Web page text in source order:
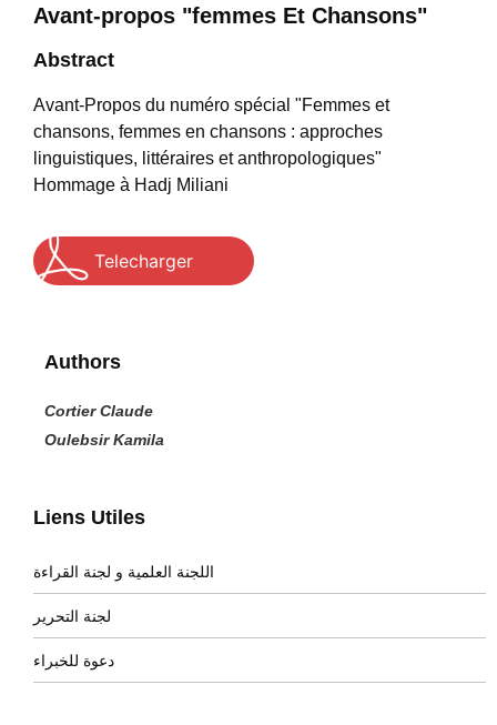
Liens Utiles
اللجنة العلمية و لجنة القراءة
لجنة التحرير
دعوة للخبراء
Avant-propos "femmes Et Chansons"
Abstract
Avant-Propos du numéro spécial "Femmes et
chansons, femmes en chansons : approches
linguistiques, littéraires et anthropologiques"
Hommage à Hadj Miliani
Telecharger
Authors
Cortier Claude
Oulebsir Kamila